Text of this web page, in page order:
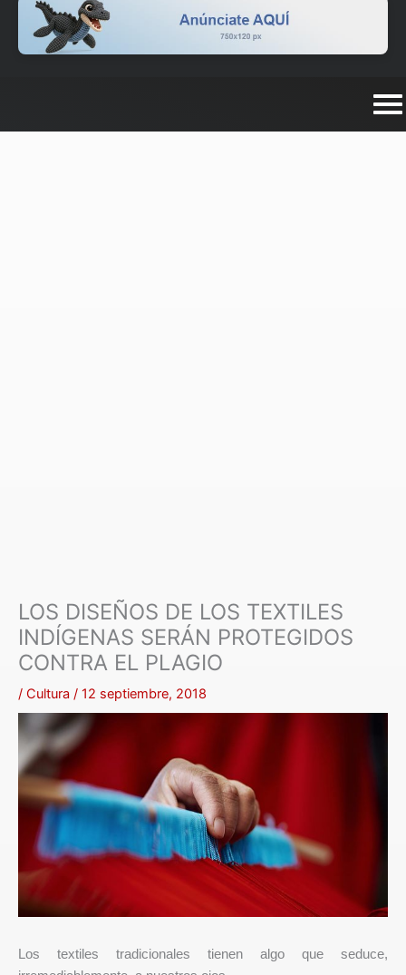
LOS DISEÑOS DE LOS TEXTILES
INDÍGENAS SERÁN PROTEGIDOS
CONTRA EL PLAGIO
/ Cultura / 12 septiembre, 2018
Los textiles tradicionales tienen algo que seduce,